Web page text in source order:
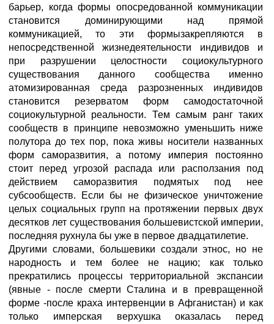
барьер, когда формы опосредованной коммуникации
становится доминирующими над прямой
коммуникацией, то эти формызакрепляются в
непосредственной жизнедеятельности индивидов и
при разрушении целостности социокультурного
существования данного сообщества именно
атомизированная среда разрозненных индивидов
становится резерватом форм самодостаточной
социокультурной реальности. Тем самым ранг таких
сообществ в принципе невозможно уменьшить ниже
полутора до тех пор, пока живы носители названных
форм саморазвития, а потому империя постоянно
стоит перед угрозой распада или расползания под
действием саморазвития подмятых под нее
субсообществ. Если бы не физическое уничтожение
целых социальных групп на протяжении первых двух
десятков лет существования большевистской империи,
последняя рухнула бы уже в первое двадцатилетие.
Другими словами, большевики создали этнос, но не
народность и тем более не нацию; как только
прекратились процессы территориальной экспансии
(явные - после смерти Сталина и в превращенной
форме -после краха интервенции в Афганистан) и как
только имперская верхушка оказалась перед